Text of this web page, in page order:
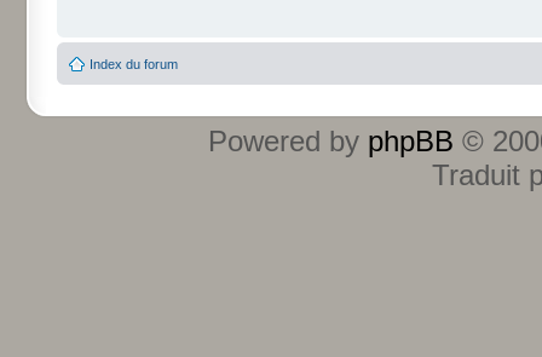
Index du forum
Powered by phpBB ©
Traduit